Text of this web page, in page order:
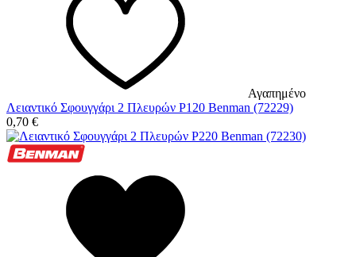
Αγαπημένο
Λειαντικό Σφουγγάρι 2 Πλευρών P120 Benman (72229)
0,70 €